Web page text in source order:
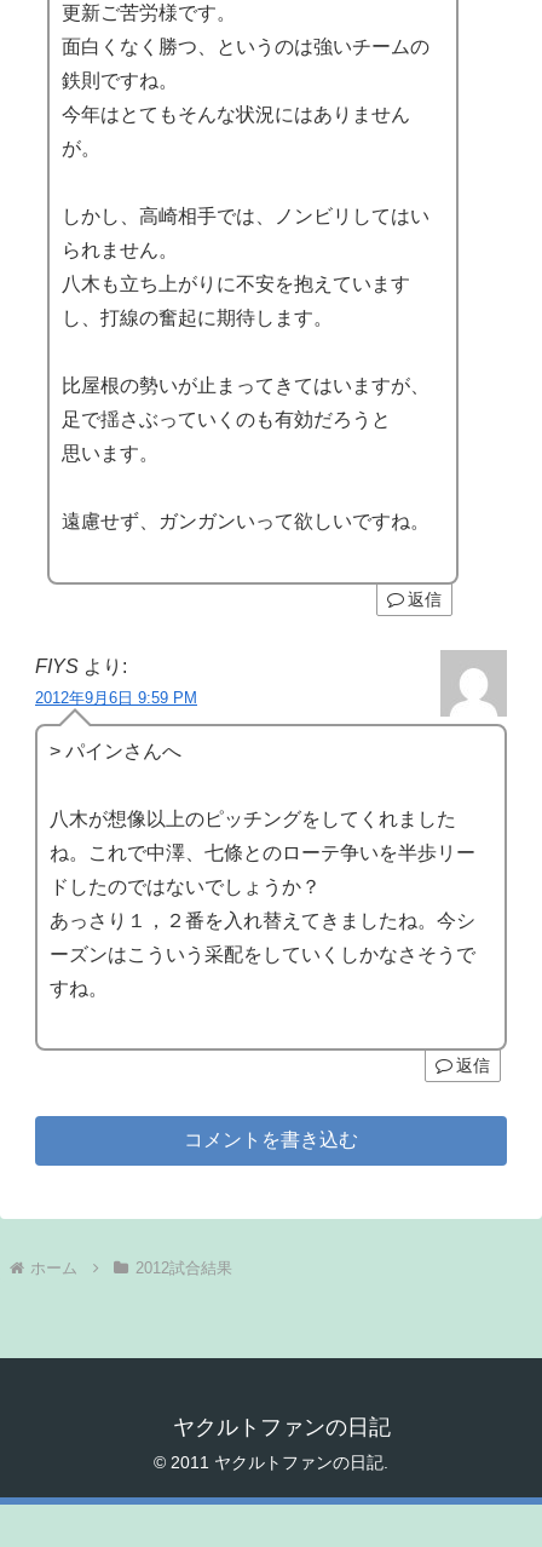
更新ご苦労様です。
面白くなく勝つ、というのは強いチームの
鉄則ですね。
今年はとてもそんな状況にはありません
が。
しかし、高崎相手では、ノンビリしてはい
られません。
八木も立ち上がりに不安を抱えています
し、打線の奮起に期待します。
比屋根の勢いが止まってきてはいますが、
足で揺さぶっていくのも有効だろうと
思います。
遠慮せず、ガンガンいって欲しいですね。
返信
FIYS より:
2012年9月6日 9:59 PM
> パインさんへ
八木が想像以上のピッチングをしてくれました
ね。これで中澤、七條とのローテ争いを半歩リー
ドしたのではないでしょうか？
あっさり１，２番を入れ替えてきましたね。今シ
ーズンはこういう采配をしていくしかなさそうで
すね。
返信
コメントを書き込む
ホーム 2012試合結果
ヤクルトファンの日記
© 2011 ヤクルトファンの日記.